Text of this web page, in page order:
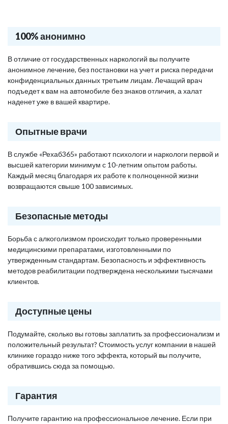
100% анонимно
В отличие от государственных наркологий вы получите
анонимное лечение, без постановки на учет и риска передачи
конфиденциальных данных третьим лицам. Лечащий врач
подъедет к вам на автомобиле без знаков отличия, а халат
наденет уже в вашей квартире.
Опытные врачи
В службе «Рехаб365» работают психологи и наркологи первой и
высшей категории минимум с 10-летним опытом работы.
Каждый месяц благодаря их работе к полноценной жизни
возвращаются свыше 100 зависимых.
Безопасные методы
Борьба с алкоголизмом происходит только проверенными
медицинскими препаратами, изготовленными по
утвержденным стандартам. Безопасность и эффективность
методов реабилитации подтверждена несколькими тысячами
клиентов.
Доступные цены
Подумайте, сколько вы готовы заплатить за профессионализм и
положительный результат? Стоимость услуг компании в нашей
клинике гораздо ниже того эффекта, который вы получите,
обратившись сюда за помощью.
Гарантия
Получите гарантию на профессиональное лечение. Если при